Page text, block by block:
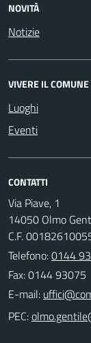
NOVITÀ
Notizie
VIVERE IL COMUNE
Luoghi
Eventi
CONTATTI
Via Piave, 1
14050 Olmo
C.F.
Telefono:0144
Fax: 0144 93075
E-mail:
PEC: